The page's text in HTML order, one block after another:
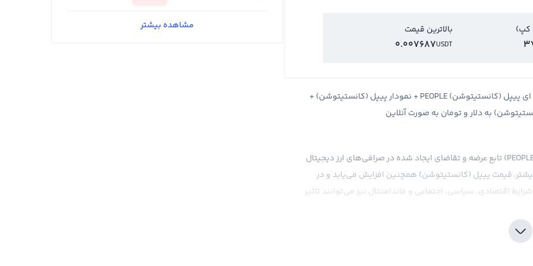
کپ) بالاترین قیمت
USDT
0.007687
قیمت پیپل (کانستیتوشن) ConstitutionDAO + قیمت لحظه ای پیپل (کانستیتوشن) PEOPLE + نمودار پیپل (کانستیتوشن) +
به دلار و تومان به صورت آنلاین
همانند هر ارز دیجیتال دیگر، قیمت پیپل (کانستیتوشن) (یا PEOPLE) تابع عرضه و تقاضای ایجاد شده در صرافی‌های ارز دیجیتال
قیمت پیپل (کانستیتوشن) همچنین افزایش می‌یابد و در
اقتصادی، سیاسی، اجتماعی و فاندامنتال نیز می‌توانند تاثیر
دلار، یورو و یا ارزهای دیجیتال دیگر مثل بیت کوین و اتریوم
مشاهده بیشتر